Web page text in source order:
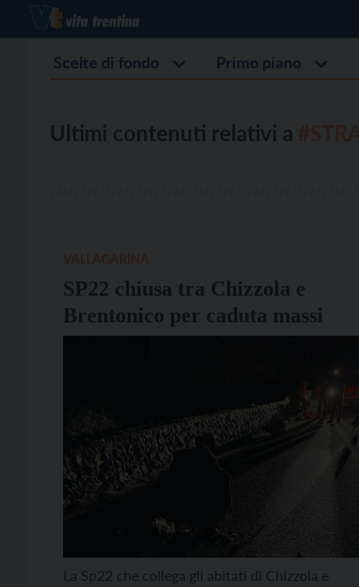
Scelte di fondo Primo piano
Ultimi contenuti relativi a
SP22 chiusa tra Chizzola e
Brentonico per caduta massi
La Sp22 che collega gli abitati di Chizzola e